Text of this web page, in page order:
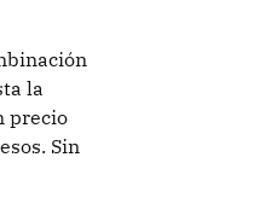
la
precio
Sin